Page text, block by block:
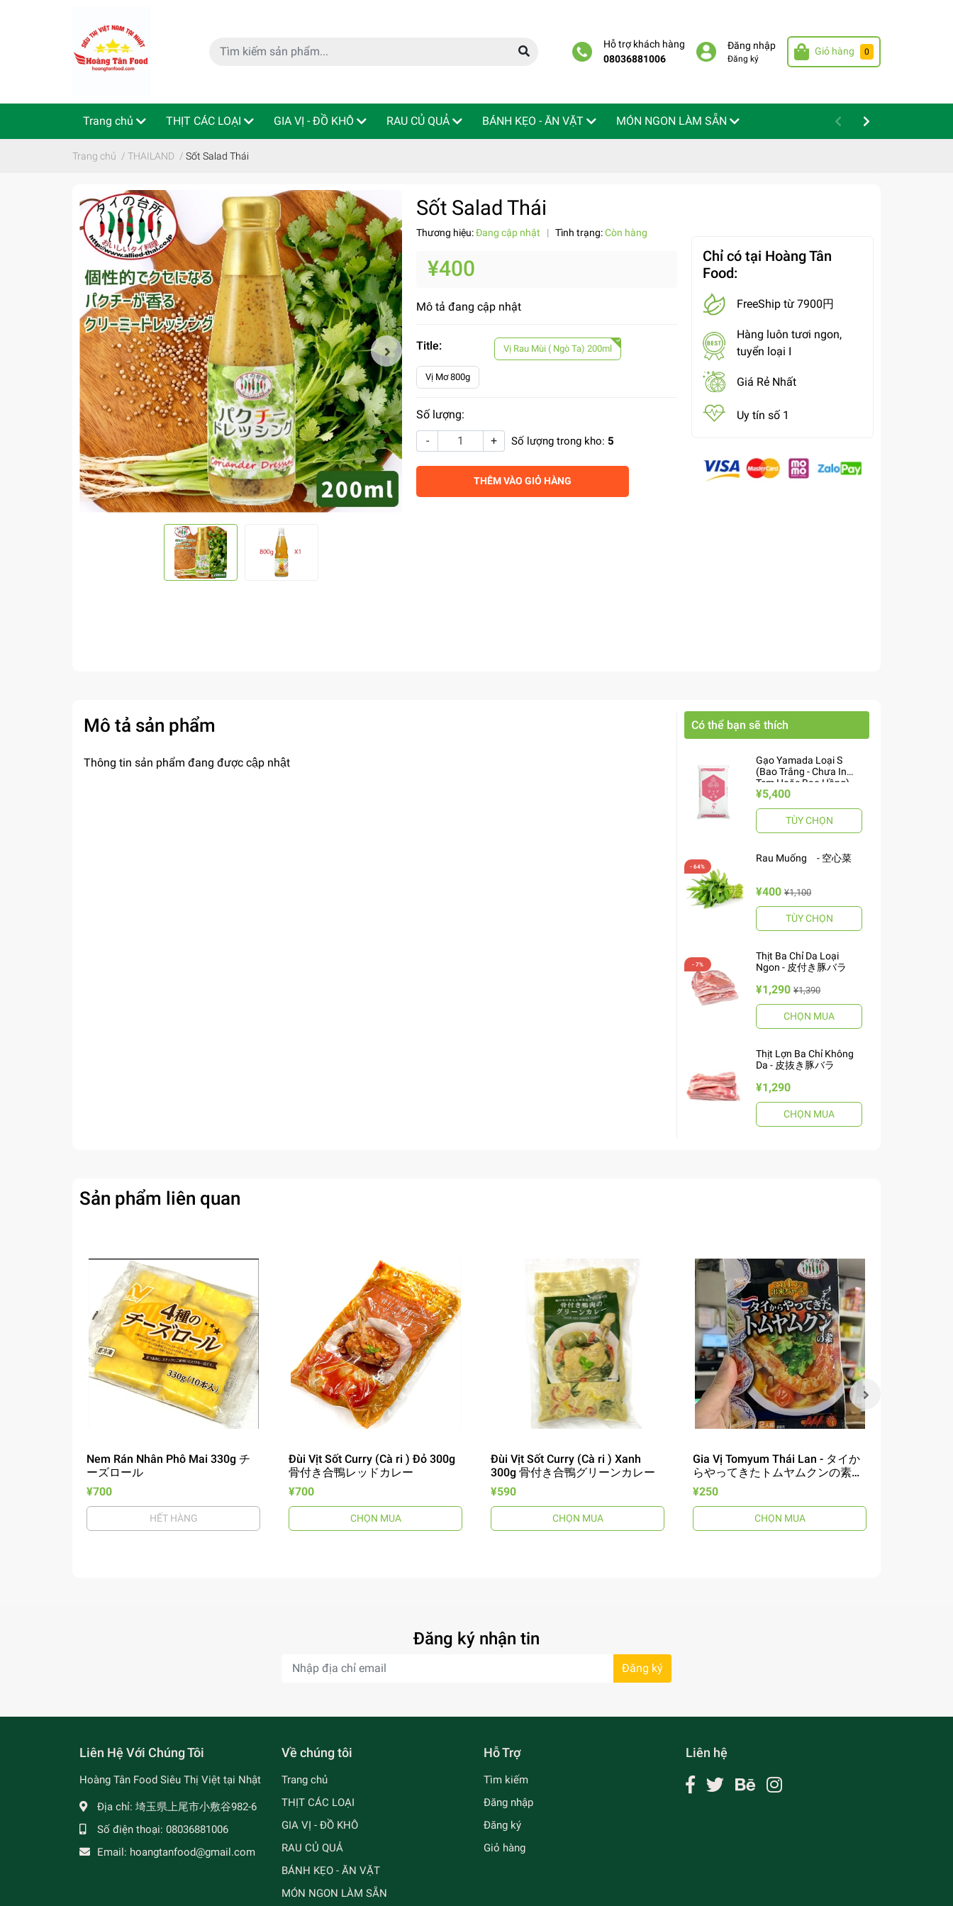
Hỗ trợ khách hàng
08036881006
Đăng nhập
Đăng ký
Giỏ hàng 0
Trang chủ THỊT CÁC LOẠI GIA VỊ - ĐỒ KHÔ RAU CỦ QUẢ BÁNH KẸO - ĂN VẶT MÓN NGON LÀM SẴN
特定商取引法 Indo - ThaiLan
Trang chủ / THAILAND / Sốt Salad Thái
Sốt Salad Thái
Thương hiệu:Đang cập nhật | Tình trạng:Còn hàng
¥400
Mô tả đang cập nhật
Title: Vị Rau Mùi ( Ngò Ta) 200ml
Vị Mơ 800g
Số lượng:
-
+ Số lượng trong kho: 5
THÊM VÀO GIỎ HÀNG
Chỉ có tại Hoàng Tân
Food:
FreeShip từ 7900円
Hàng luôn tươi ngon,
tuyển loại I
Giá Rẻ Nhất
Uy tín số 1
Mô tả sản phẩm
Thông tin sản phẩm đang được cập nhật
Có thể bạn sẽ thích
Gạo Yamada Loại S
(Bao Trắng - Chưa In
Tem Hoặc Bao Hồng)
10kg ヤマダお米 S
¥5,400
TÙY CHỌN
Rau Muống - 空心菜
¥400 ¥1,100
TÙY CHỌN
Thịt Ba Chỉ Da Loại
Ngon - 皮付き豚バラ
¥1,290 ¥1,390
CHỌN MUA
Thịt Lợn Ba Chỉ Không
Da - 皮抜き豚バラ
¥1,290
CHỌN MUA
Sản phẩm liên quan
Nem Rán Nhân Phô Mai 330g チ
ーズロール
¥700
HẾT HÀNG
Đùi Vịt Sốt Curry (Cà ri ) Đỏ 300g
骨付き合鴨レッドカレー
¥700
CHỌN MUA
Đùi Vịt Sốt Curry (Cà ri ) Xanh
300g 骨付き合鴨グリーンカレー
¥590
CHỌN MUA
Gia Vị Tomyum Thái Lan - タイか
らやってきたトムヤムクンの素
70g
¥250
CHỌN MUA
Đăng ký nhận tin
Đăng ký
Liên Hệ Với Chúng Tôi
Hoàng Tân Food Siêu Thị Việt tại Nhật
Địa chỉ: 埼玉県上尾市小敷谷982-6
Số điện thoại: 08036881006
Email: hoangtanfood@gmail.com
Về chúng tôi
Trang chủ
THỊT CÁC LOẠI
GIA VỊ - ĐỒ KHÔ
RAU CỦ QUẢ
BÁNH KẸO - ĂN VẶT
MÓN NGON LÀM SẴN
Hỗ Trợ
Tìm kiếm
Đăng nhập
Đăng ký
Giỏ hàng
Liên hệ